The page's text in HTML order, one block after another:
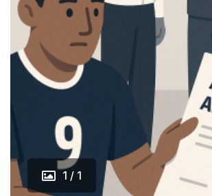
1 / 1